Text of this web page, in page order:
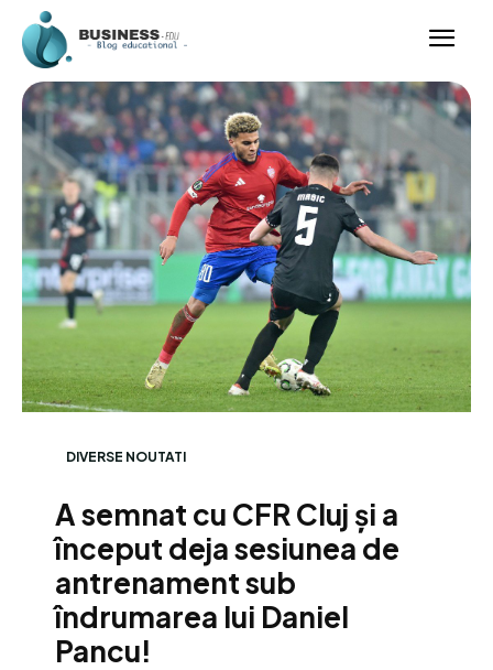
DIVERSE NOUTATI
A semnat cu CFR Cluj și a
început deja sesiunea de
antrenament sub
îndrumarea lui Daniel
Pancu!